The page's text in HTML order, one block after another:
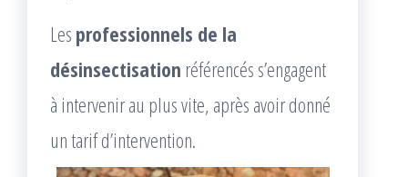
Les professionnels de la
désinsectisation référencés s’engagent
à intervenir au plus vite, après avoir donné
un tarif d’intervention.